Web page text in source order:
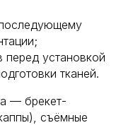
перед установкой
тканей.
— брекет-
съёмные